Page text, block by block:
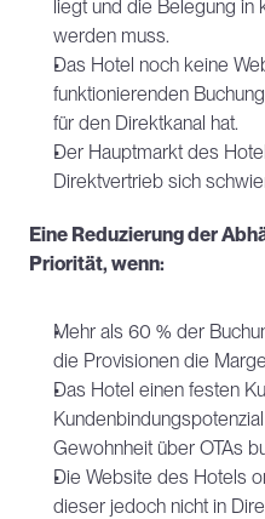
liegt und die Belegung in
werden muss.
Das Hotel noch keine
funktionierenden
für den Direktkanal hat.
Der Hauptmarkt des
Direktvertrieb sich
Eine Reduzierung der
Priorität, wenn:
Mehr als 60 % der
die Provisionen die
Das Hotel einen festen
Gewohnheit über OTAs
Die Website des Hotels
dieser jedoch nicht in